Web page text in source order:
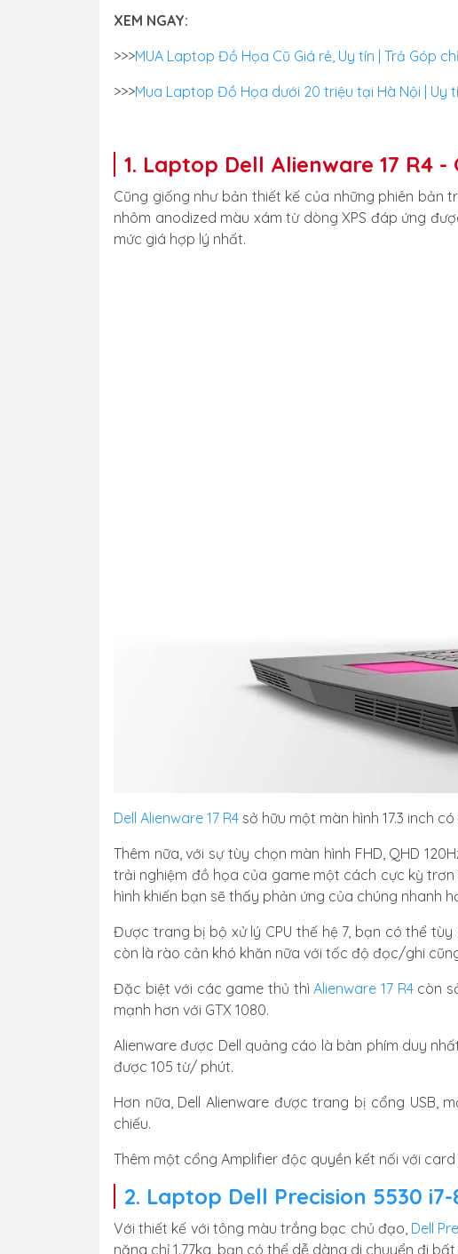
XEM NGAY:
>>>MUA Laptop Đồ Họa Cũ Giá rẻ, Uy tín | Trả Góp
>>>Mua Laptop Đồ Họa dưới 20 triệu tại Hà Nội | Uy
1. Laptop Dell Alienware 17 R4 -
Cũng giống như bản thiết kế của những phiên bản
nhôm anodized màu xám từ dòng XPS đáp ứng
mức giá hợp lý nhất.
Dell Alienware 17 R4 sở hữu một màn hình 17.3 inch
Thêm nữa, với sự tùy chọn màn hình FHD, QHD
trải nghiệm đồ họa của game một cách cực kỳ
hình khiến bạn sẽ thấy phản ứng của chúng nhanh
Được trang bị bộ xử lý CPU thế hệ 7, bạn có thể
còn là rào cản khó khăn nữa với tốc độ đọc/ghi
Đặc biệt với các game thủ thìAlienware 17 R4 còn
mạnh hơn với GTX 1080.
Alienware được Dell quảng cáo là bàn phím duy
được 105 từ/ phút.
Hơn nữa, Dell Alienware được trang bị cổng USB,
chiếu.
Thêm một cổng Amplifier độc quyền kết nối với
2. Laptop Dell Precision 5530 i7-
Với thiết kế với tông màu trắng bạc chủ đạo, Dell
nặng chỉ 1.77kg, bạn có thể dễ dàng di chuyển đi